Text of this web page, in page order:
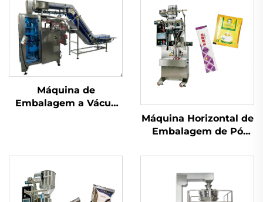
Máquina de
Embalagem a Vácuo
Máquina Horizontal de
Embalagem de Pó